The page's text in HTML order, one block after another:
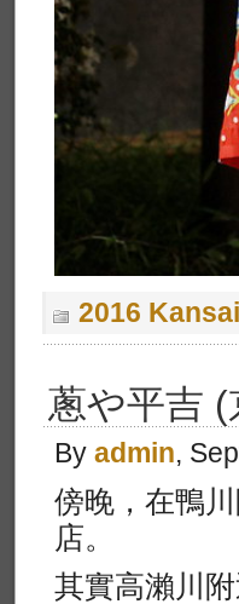
2016
蔥や平吉 (
By admin,
傍晚，在鴨
店。
其實高瀨川